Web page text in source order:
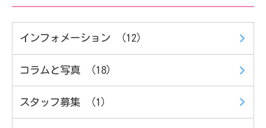
インフォメーション （12）
コラムと写真 （18）
スタッフ募集 （1）